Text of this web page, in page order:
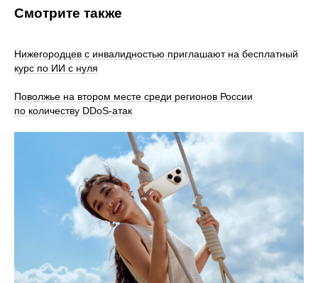
Смотрите также
Нижегородцев с инвалидностью приглашают на бесплатный
курс по ИИ с нуля
Поволжье на втором месте среди регионов России
по количеству DDoS-атак